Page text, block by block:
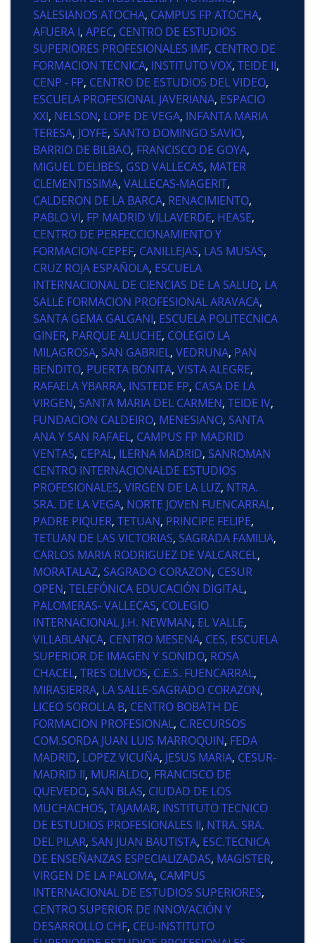
SALESIANOS ATOCHA, CAMPUS FP ATOCHA,
AFUERA I, APEC, CENTRO DE ESTUDIOS
SUPERIORES PROFESIONALES IMF, CENTRO DE
FORMACION TECNICA, INSTITUTO VOX, TEIDE II,
CENP - FP, CENTRO DE ESTUDIOS DEL VIDEO,
ESCUELA PROFESIONAL JAVERIANA, ESPACIO
XXI, NELSON, LOPE DE VEGA, INFANTA MARIA
TERESA, JOYFE, SANTO DOMINGO SAVIO,
BARRIO DE BILBAO, FRANCISCO DE GOYA,
MIGUEL DELIBES, GSD VALLECAS, MATER
CLEMENTISSIMA, VALLECAS-MAGERIT,
CALDERON DE LA BARCA, RENACIMIENTO,
PABLO VI, FP MADRID VILLAVERDE, HEASE,
CENTRO DE PERFECCIONAMIENTO Y
FORMACION-CEPEF, CANILLEJAS, LAS MUSAS,
CRUZ ROJA ESPAÑOLA, ESCUELA
INTERNACIONAL DE CIENCIAS DE LA SALUD, LA
SALLE FORMACION PROFESIONAL ARAVACA,
SANTA GEMA GALGANI, ESCUELA POLITECNICA
GINER, PARQUE ALUCHE, COLEGIO LA
MILAGROSA, SAN GABRIEL, VEDRUNA, PAN
BENDITO, PUERTA BONITA, VISTA ALEGRE,
RAFAELA YBARRA, INSTEDE FP, CASA DE LA
VIRGEN, SANTA MARIA DEL CARMEN, TEIDE IV,
FUNDACION CALDEIRO, MENESIANO, SANTA
ANA Y SAN RAFAEL, CAMPUS FP MADRID
VENTAS, CEPAL, ILERNA MADRID, SANROMAN
CENTRO INTERNACIONALDE ESTUDIOS
PROFESIONALES, VIRGEN DE LA LUZ, NTRA.
SRA. DE LA VEGA, NORTE JOVEN FUENCARRAL,
PADRE PIQUER, TETUAN, PRINCIPE FELIPE,
TETUAN DE LAS VICTORIAS, SAGRADA FAMILIA,
CARLOS MARIA RODRIGUEZ DE VALCARCEL,
MORATALAZ, SAGRADO CORAZON, CESUR
OPEN, TELEFÓNICA EDUCACIÓN DIGITAL,
PALOMERAS- VALLECAS, COLEGIO
INTERNACIONAL J.H. NEWMAN, EL VALLE,
VILLABLANCA, CENTRO MESENA, CES, ESCUELA
SUPERIOR DE IMAGEN Y SONIDO, ROSA
CHACEL, TRES OLIVOS, C.E.S. FUENCARRAL,
MIRASIERRA, LA SALLE-SAGRADO CORAZON,
LICEO SOROLLA B, CENTRO BOBATH DE
FORMACION PROFESIONAL, C.RECURSOS
COM.SORDA JUAN LUIS MARROQUIN, FEDA
MADRID, LOPEZ VICUÑA, JESUS MARIA, CESUR-
MADRID II, MURIALDO, FRANCISCO DE
QUEVEDO, SAN BLAS, CIUDAD DE LOS
MUCHACHOS, TAJAMAR, INSTITUTO TECNICO
DE ESTUDIOS PROFESIONALES II, NTRA. SRA.
DEL PILAR, SAN JUAN BAUTISTA, ESC.TECNICA
DE ENSEÑANZAS ESPECIALIZADAS, MAGISTER,
VIRGEN DE LA PALOMA, CAMPUS
INTERNACIONAL DE ESTUDIOS SUPERIORES,
CENTRO SUPERIOR DE INNOVACIÓN Y
DESARROLLO CHF, CEU-INSTITUTO